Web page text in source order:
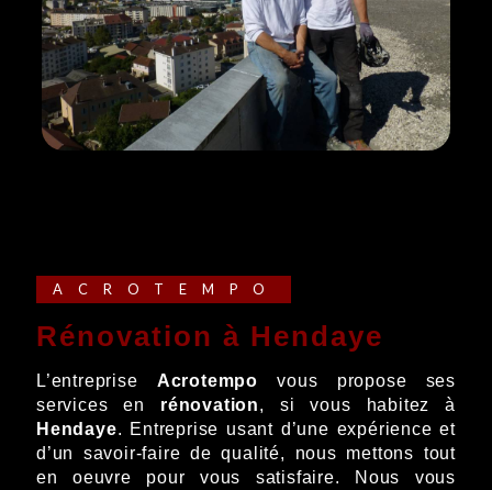
ACROTEMPO
rénovation à Hendaye
L’entreprise Acrotempo vous propose ses
services en rénovation, si vous habitez à
Hendaye. Entreprise usant d’une expérience et
d’un savoir-faire de qualité, nous mettons tout
en oeuvre pour vous satisfaire. Nous vous